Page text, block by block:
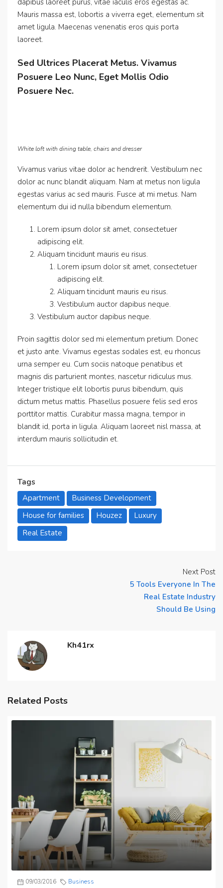
Mauris massa est, lobortis a viverra eget, elementum sit
amet ligula. Maecenas venenatis eros quis porta
laoreet.
Sed Ultrices Placerat Metus. Vivamus
Posuere Leo Nunc, Eget Mollis Odio
Posuere Nec.
White loft with dining table, chairs and dresser
Vivamus varius vitae dolor ac hendrerit. Vestibulum nec
dolor ac nunc blandit aliquam. Nam at metus non ligula
egestas varius ac sed mauris. Fusce at mi metus. Nam
elementum dui id nulla bibendum elementum.
Lorem ipsum dolor sit amet, consectetuer
adipiscing elit.
Aliquam tincidunt mauris eu risus.
Lorem ipsum dolor sit amet, consectetuer
adipiscing elit.
Aliquam tincidunt mauris eu risus.
Vestibulum auctor dapibus neque.
Vestibulum auctor dapibus neque.
Proin sagittis dolor sed mi elementum pretium. Donec
et justo ante. Vivamus egestas sodales est, eu rhoncus
urna semper eu. Cum sociis natoque penatibus et
magnis dis parturient montes, nascetur ridiculus mus.
Integer tristique elit lobortis purus bibendum, quis
dictum metus mattis. Phasellus posuere felis sed eros
porttitor mattis. Curabitur massa magna, tempor in
blandit id, porta in ligula. Aliquam laoreet nisl massa, at
interdum mauris sollicitudin et.
Tags
Apartment
Business Development
House for families
Houzez
Luxury
Real Estate
Next Post
5 Tools Everyone In The
Real Estate Industry
Should Be Using
Kh41rx
Related Posts
09/03/2016 Business